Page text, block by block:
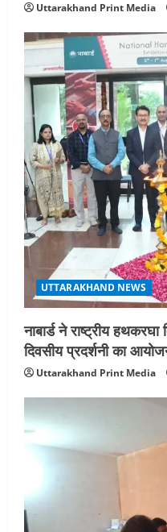
Uttarakhand Print Media
UTTARAKHAND NEWS
नाबार्ड ने राष्ट्रीय
दिवसीय प्रदर्शनी का
Uttarakhand Print Media